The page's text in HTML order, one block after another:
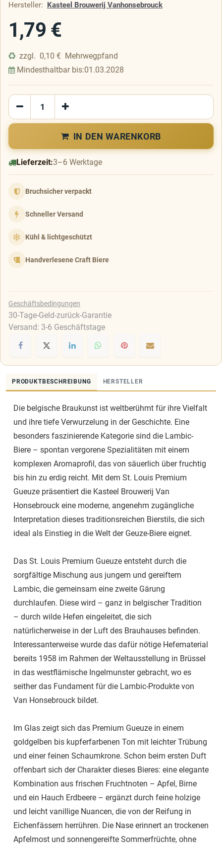
Hersteller: Kasteel Brouwerij Vanhonsebrouck
1,79 €
zzgl. 0,10 € Mehrwegpfand
Mindesthaltbar bis:01.03.2028
IN DEN WARENKORB
Lieferzeit:3–6 Werktage
Bruchsicher verpackt
Schneller Versand
Kühl & lichtgeschützt
Handverlesene Craft Biere
Geschäftsbedingungen
30-Tage-Geld-zurück-Garantie
Versand: 3-6 Geschäftstage
PRODUKTBESCHREIBUNG HERSTELLER
Die belgische Braukunst ist weltberühmt für ihre Vielfalt
und ihre tiefe Verwurzelung in der Geschichte. Eine
besonders faszinierende Kategorie sind die Lambic-
Biere – spontan vergorene Spezialitäten mit einem
komplexen Aromaprofil, das von säuerlich über fruchtig
bis hin zu erdig reicht. Mit dem St. Louis Premium
Gueuze präsentiert die Kasteel Brouwerij Van
Honsebrouck eine moderne, angenehm zugängliche
Interpretation dieses traditionsreichen Bierstils, die sich
ideal als Einstieg in die Welt der Geuze-Biere eignet.
Das St. Louis Premium Gueuze entsteht durch die
sorgfältige Mischung aus jungem und gereiftem
Lambic, die gemeinsam eine zweite Gärung
durchlaufen. Diese wird – ganz in belgischer Tradition
– durch wilde Hefen eingeleitet, die sich
natürlicherweise in der Luft des Brauhauses befinden.
Interessanterweise wurde das dafür nötige Hefematerial
bereits 1958 im Rahmen der Weltausstellung in Brüssel
in das westflämische Ingelmunster gebracht, wo es
seither das Fundament für die Lambic-Produkte von
Van Honsebrouck bildet.
Im Glas zeigt sich das Premium Gueuze in einem
goldgelben bis kupferfarbenen Ton mit leichter Trübung
und einer feinen Schaumkrone. Schon beim ersten Duft
offenbart sich der Charakter dieses Bieres: eine elegante
Kombination aus frischen Fruchtnoten – Apfel, Birne
und ein Hauch Erdbeere – ergänzt durch feine holzige
und leicht vanillige Nuancen, die von der Reifung in
Eichenfässern herrühren. Die Nase erinnert an trockenen
Apfelmost und sonnengereifte Sommerfrüchte, ohne